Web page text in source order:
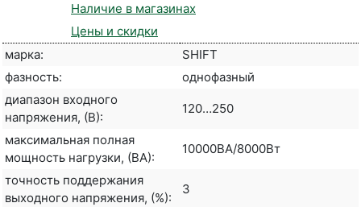
Наличие в магазинах
Цены и скидки
марка:
SHIFT
фазность:
однофазный
диапазон входного
напряжения, (В):
120…250
максимальная полная
мощность нагрузки, (ВА):
10000ВА/8000Вт
точность поддержания
выходного напряжения, (%):
3